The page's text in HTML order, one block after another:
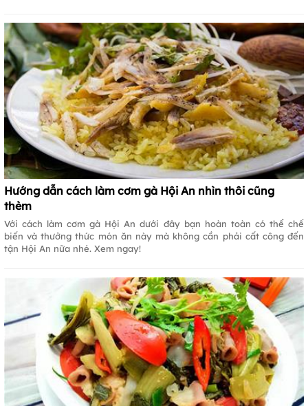
Hướng dẫn cách làm cơm gà Hội An nhìn thôi cũng
thèm
Với cách làm cơm gà Hội An dưới đây bạn hoàn toàn có thể chế
biến và thưởng thức món ăn này mà không cần phải cất công đến
tận Hội An nữa nhé. Xem ngay!